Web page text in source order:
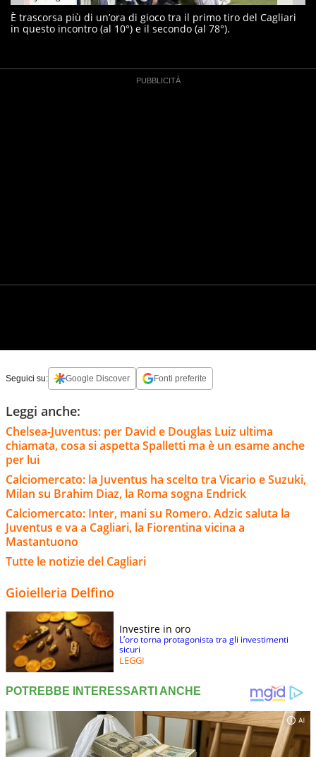
È trascorsa più di un’ora di gioco tra il primo tiro del Cagliari
in questo incontro (al 10°) e il secondo (al 78°).
Seguici su: Google Discover Fonti preferite
Leggi anche:
Chelsea-Juventus: per David e Douglas Luiz ultima
chiamata, cosa si aspetta Spalletti ma è un esame anche
per lui
Calciomercato: la Juventus ha scelto tra Vicario e Suzuki,
Milan su Brahim Diaz, la Roma sogna Endrick
Calciomercato: Inter, mani su Romero. Adzic saluta la
Juventus e va a Cagliari, la Fiorentina vicina a
Mastantuono
Tutte le notizie del Cagliari
Gioielleria Delfino
Investire in oro
L’oro torna protagonista tra gli investimenti
sicuri
LEGGI